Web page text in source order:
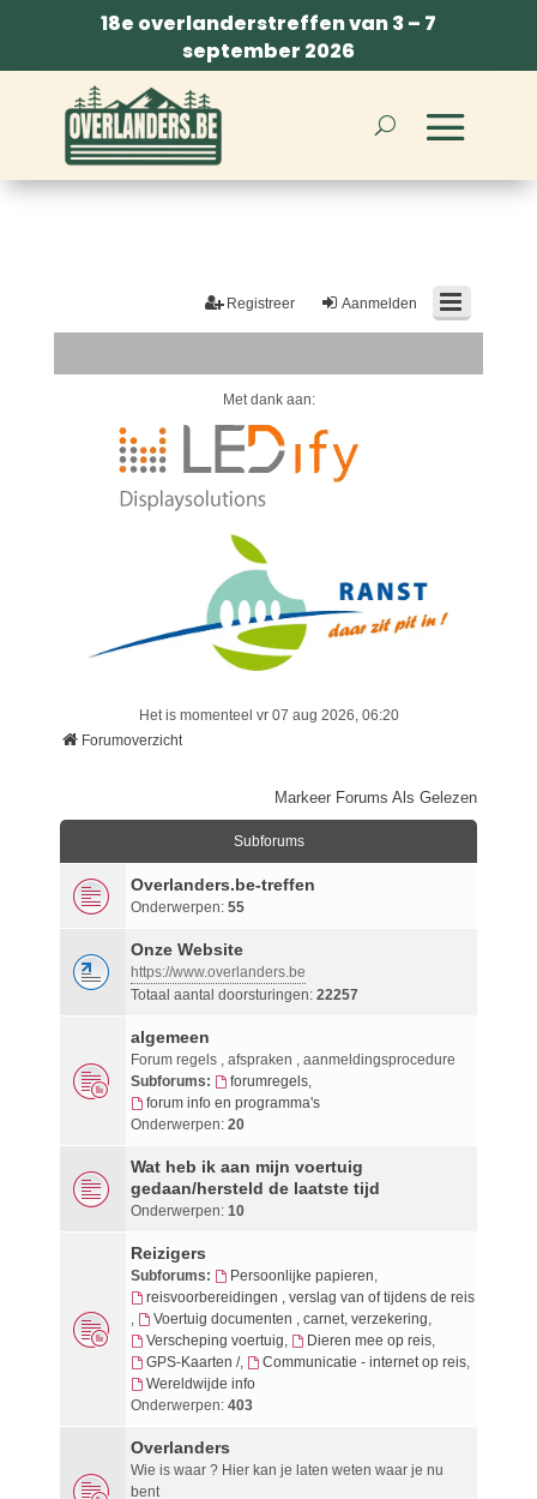
18e overlanderstreffen van 3 – 7
september 2026